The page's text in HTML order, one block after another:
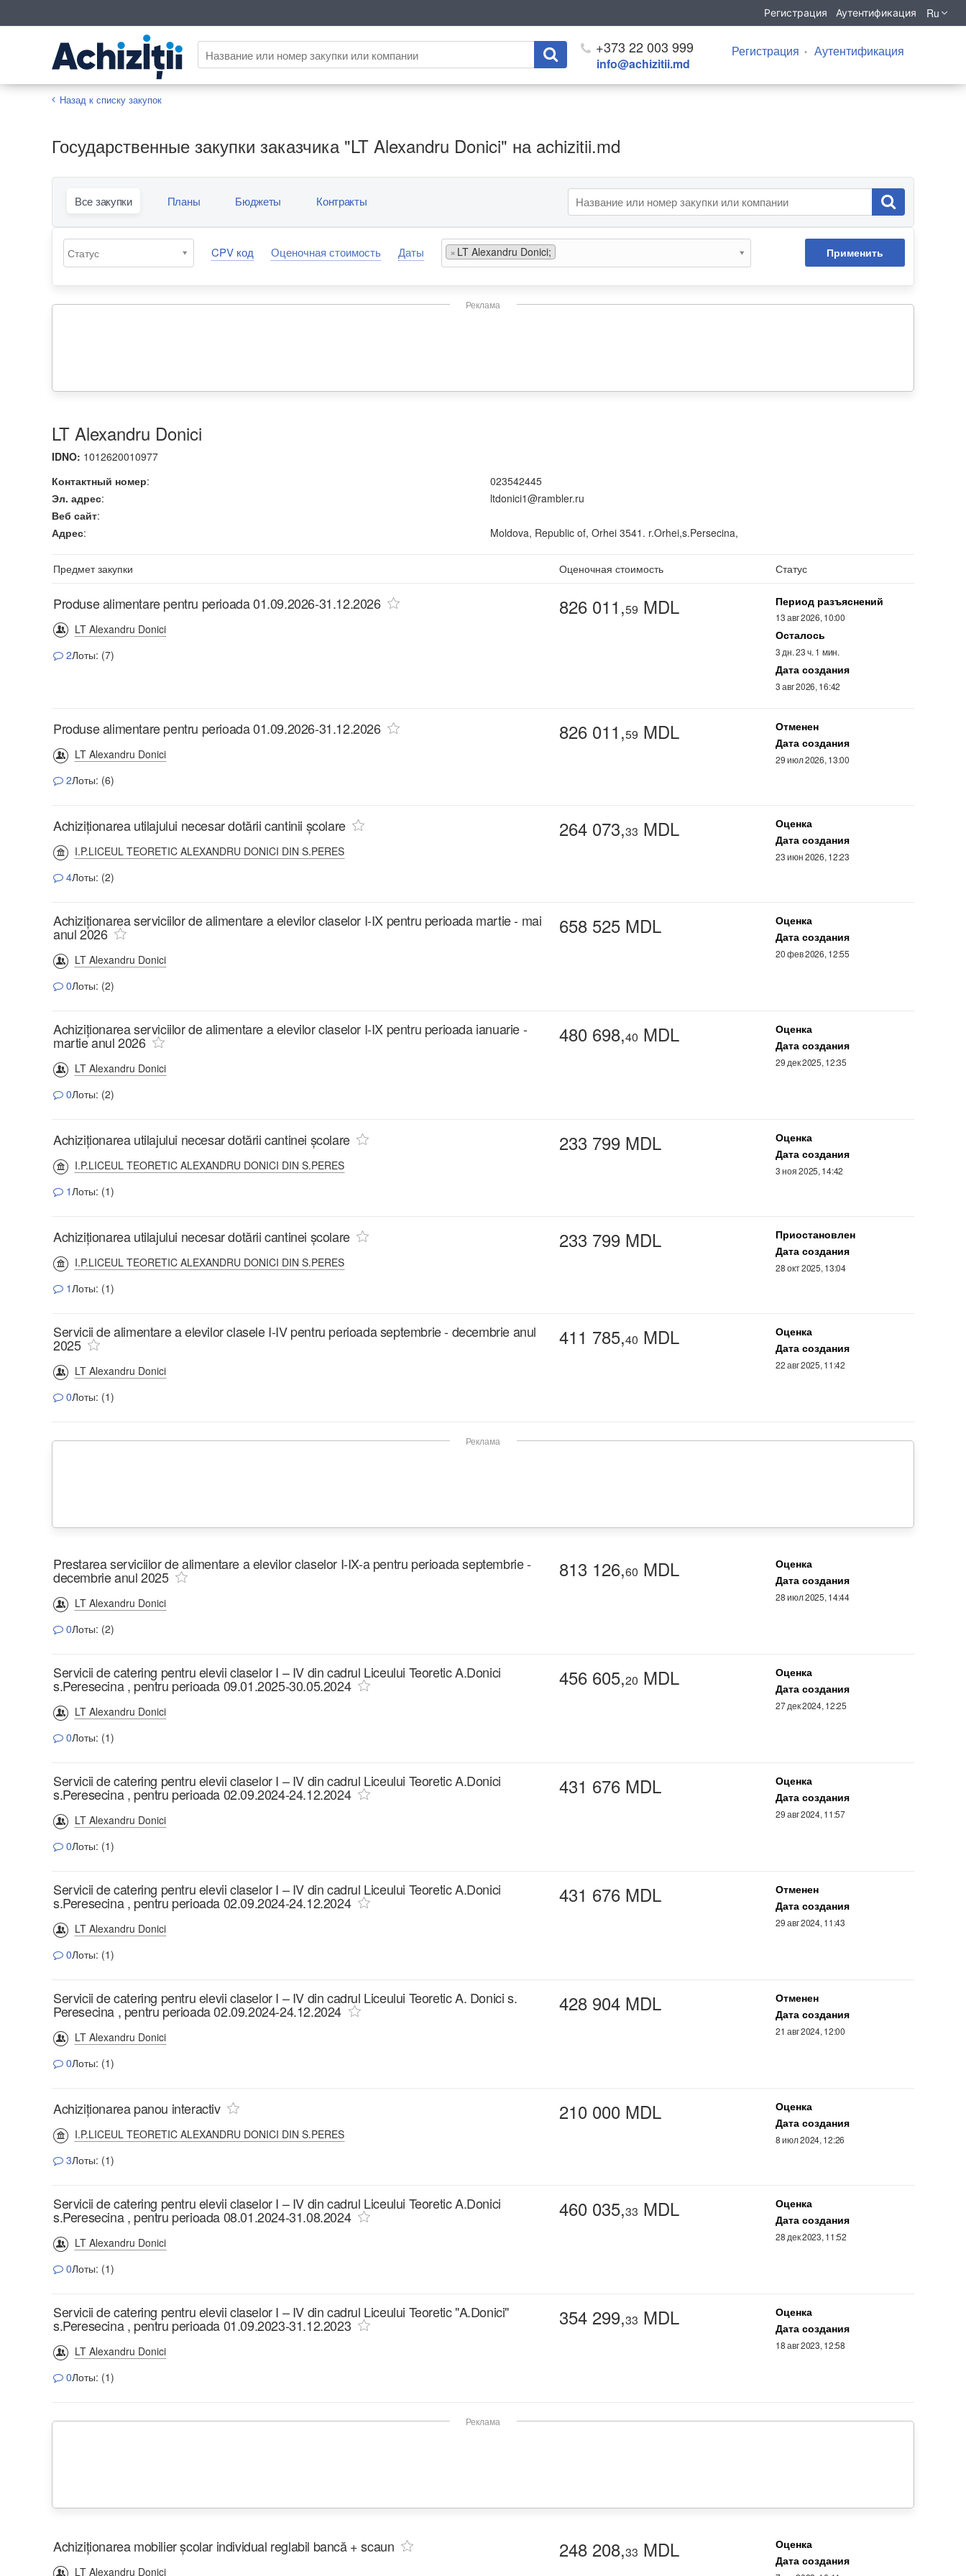
Регистрация Аутентификация Ru
+373 22 003 999
info@achizitii.md
Регистрация Аутентификация
Назад к списку закупок
Государственные закупки заказчика "LT Alexandru Donici" на achizitii.md
Все закупки Планы Бюджеты Контракты
CPV код Оценочная стоимость Даты × LT Alexandru Donici; Применить
Реклама
LT Alexandru Donici
IDNO: 1012620010977
Контактный номер:
023542445
Эл. адрес:
ltdonici1@rambler.ru
Веб сайт:
Адрес: Moldova, Republic of, Orhei 3541. r.Orhei,s.Persecina,
Предмет закупки Оценочная стоимость Статус
Produse alimentare pentru perioada 01.09.2026-31.12.2026
LT Alexandru Donici
2Лоты: (7)
826 011,59 MDL Период разъяснений
13 авг 2026, 10:00
Осталось
3 дн. 23 ч. 1 мин.
Дата создания
3 авг 2026, 16:42
Produse alimentare pentru perioada 01.09.2026-31.12.2026
LT Alexandru Donici
2Лоты: (6)
826 011,59 MDL
Отменен
Дата создания
29 июл 2026, 13:00
Achiziționarea utilajului necesar dotării cantinii școlare
I.P.LICEUL TEORETIC ALEXANDRU DONICI DIN S.PERES
4Лоты: (2)
264 073,33 MDL
Оценка
Дата создания
23 июн 2026, 12:23
Achiziționarea serviciilor de alimentare a elevilor claselor I-IX pentru perioada martie - mai
anul 2026
LT Alexandru Donici
0Лоты: (2)
658 525 MDL
Оценка
Дата создания
20 фев 2026, 12:55
Achiziționarea serviciilor de alimentare a elevilor claselor I-IX pentru perioada ianuarie -
martie anul 2026
LT Alexandru Donici
0Лоты: (2)
480 698,40 MDL
Оценка
Дата создания
29 дек 2025, 12:35
Achiziționarea utilajului necesar dotării cantinei școlare
I.P.LICEUL TEORETIC ALEXANDRU DONICI DIN S.PERES
1Лоты: (1)
233 799 MDL
Оценка
Дата создания
3 ноя 2025, 14:42
Achiziționarea utilajului necesar dotării cantinei școlare
I.P.LICEUL TEORETIC ALEXANDRU DONICI DIN S.PERES
1Лоты: (1)
233 799 MDL
Приостановлен
Дата создания
28 окт 2025, 13:04
Servicii de alimentare a elevilor clasele I-IV pentru perioada septembrie - decembrie anul
2025
LT Alexandru Donici
0Лоты: (1)
411 785,40 MDL
Оценка
Дата создания
22 авг 2025, 11:42
Реклама
Prestarea serviciilor de alimentare a elevilor claselor I-IX-a pentru perioada septembrie -
decembrie anul 2025
LT Alexandru Donici
0Лоты: (2)
813 126,60 MDL
Оценка
Дата создания
28 июл 2025, 14:44
Servicii de catering pentru elevii claselor I – IV din cadrul Liceului Teoretic A.Donici
s.Peresecina , pentru perioada 09.01.2025-30.05.2024
LT Alexandru Donici
0Лоты: (1)
456 605,20 MDL
Оценка
Дата создания
27 дек 2024, 12:25
Servicii de catering pentru elevii claselor I – IV din cadrul Liceului Teoretic A.Donici
s.Peresecina , pentru perioada 02.09.2024-24.12.2024
LT Alexandru Donici
0Лоты: (1)
431 676 MDL
Оценка
Дата создания
29 авг 2024, 11:57
Servicii de catering pentru elevii claselor I – IV din cadrul Liceului Teoretic A.Donici
s.Peresecina , pentru perioada 02.09.2024-24.12.2024
LT Alexandru Donici
0Лоты: (1)
431 676 MDL
Отменен
Дата создания
29 авг 2024, 11:43
Servicii de catering pentru elevii claselor I – IV din cadrul Liceului Teoretic A. Donici s.
Peresecina , pentru perioada 02.09.2024-24.12.2024
LT Alexandru Donici
0Лоты: (1)
428 904 MDL
Отменен
Дата создания
21 авг 2024, 12:00
Achiziționarea panou interactiv
I.P.LICEUL TEORETIC ALEXANDRU DONICI DIN S.PERES
3Лоты: (1)
210 000 MDL
Оценка
Дата создания
8 июл 2024, 12:26
Servicii de catering pentru elevii claselor I – IV din cadrul Liceului Teoretic A.Donici
s.Peresecina , pentru perioada 08.01.2024-31.08.2024
LT Alexandru Donici
0Лоты: (1)
460 035,33 MDL
Оценка
Дата создания
28 дек 2023, 11:52
Servicii de catering pentru elevii claselor I – IV din cadrul Liceului Teoretic "A.Donici"
s.Peresecina , pentru perioada 01.09.2023-31.12.2023
LT Alexandru Donici
0Лоты: (1)
354 299,33 MDL
Оценка
Дата создания
18 авг 2023, 12:58
Реклама
Achiziționarea mobilier școlar individual reglabil bancă + scaun
LT Alexandru Donici
248 208,33 MDL
Оценка
Дата создания